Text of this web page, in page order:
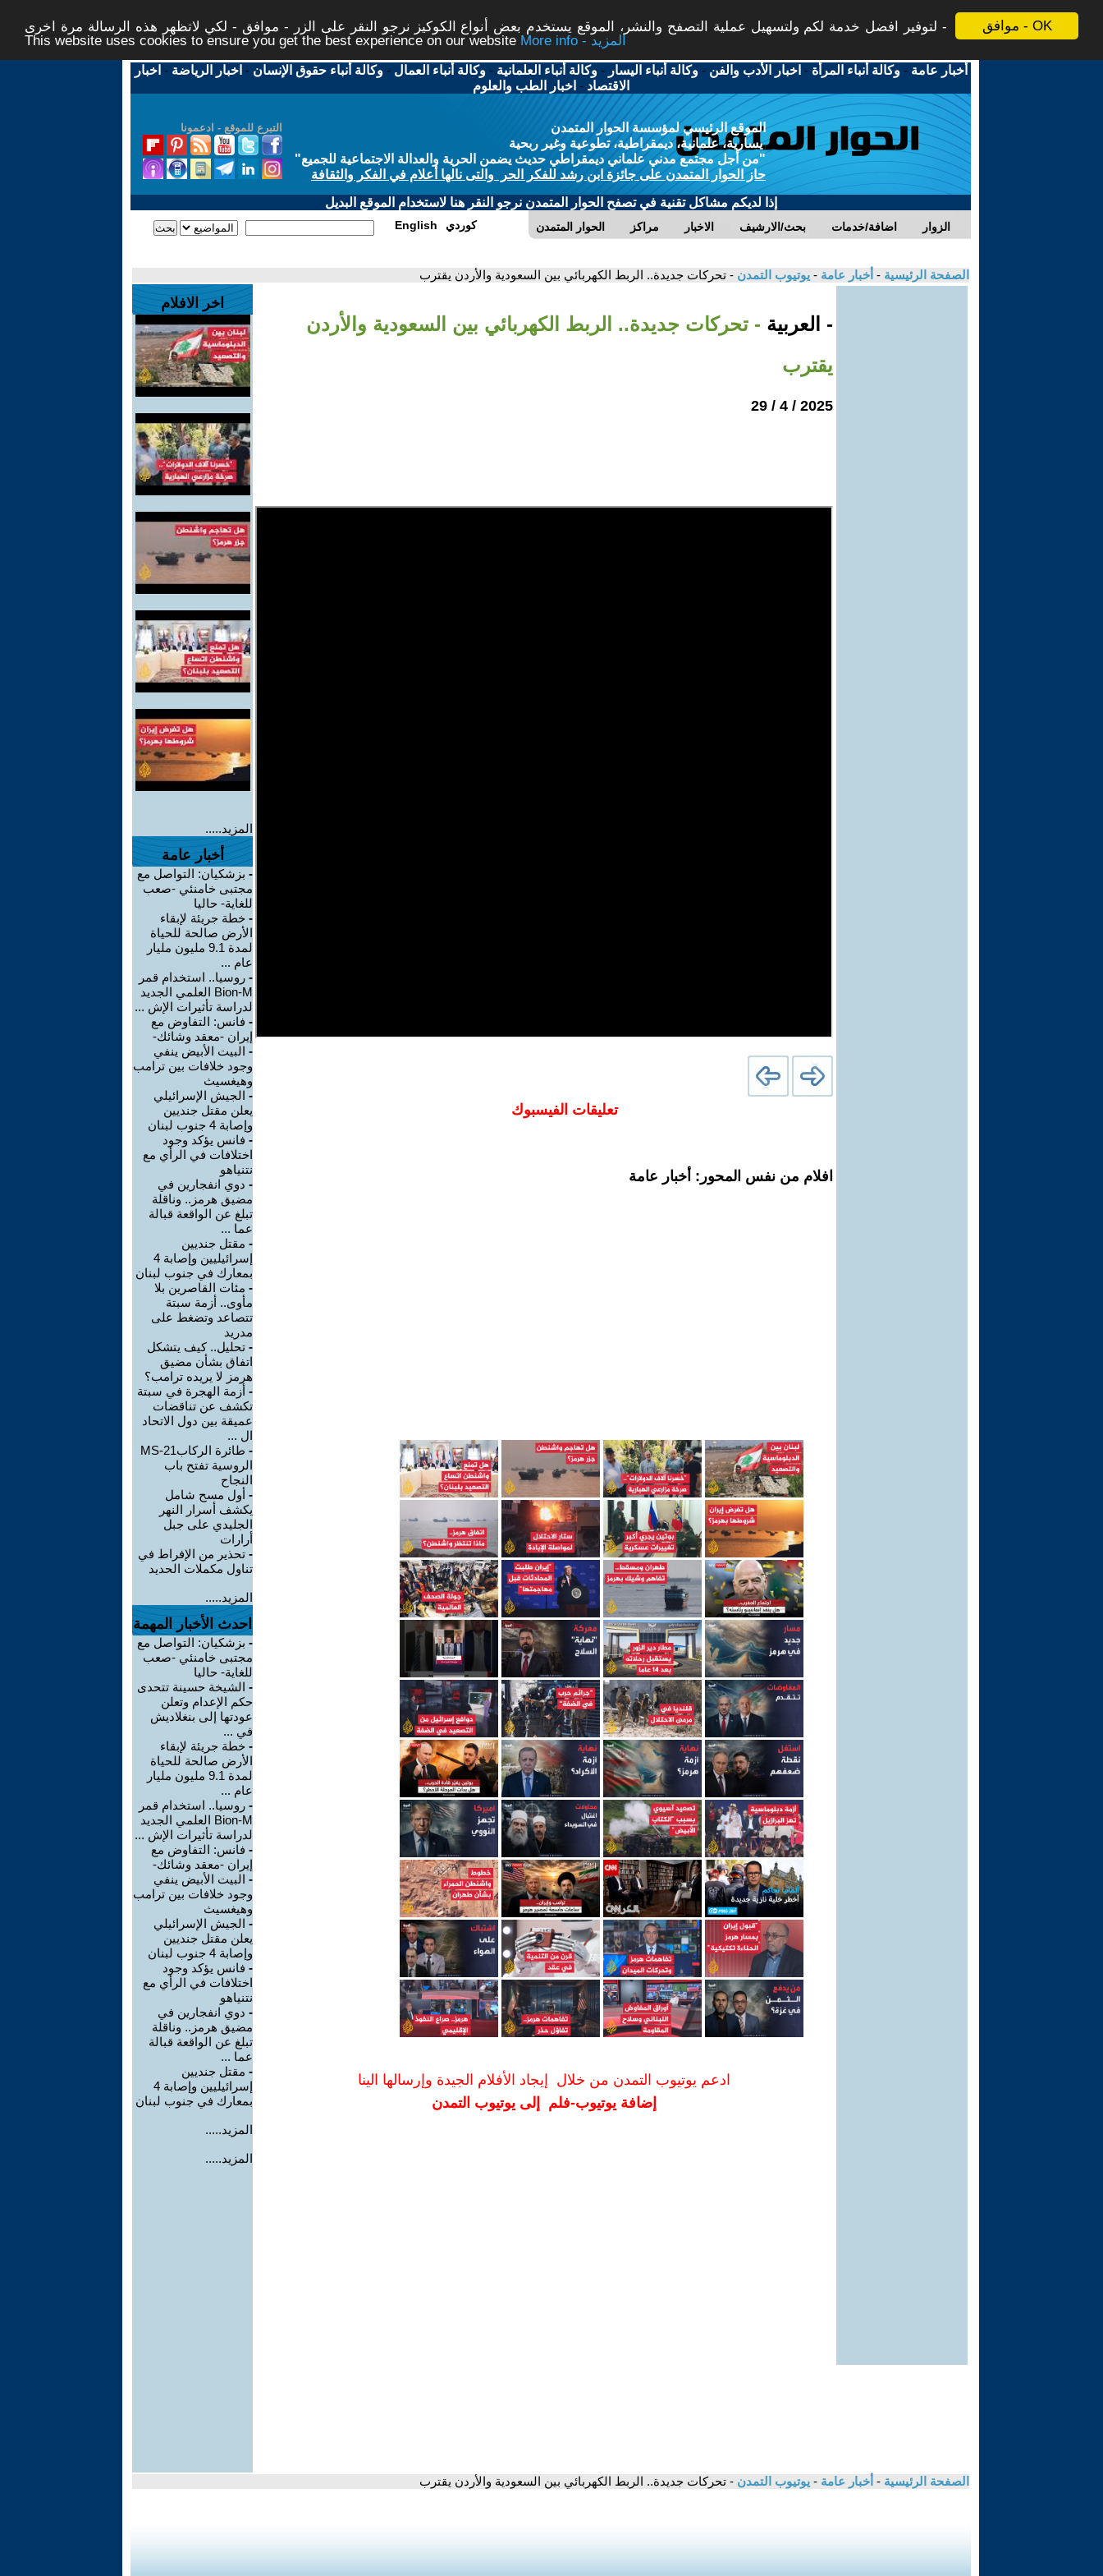
موافق - OK
لتوفير افضل خدمة لكم ولتسهيل عملية التصفح والنشر، الموقع يستخدم بعض أنواع الكوكيز نرجو النقر على الزر - موافق - لكي لاتظهر هذه الرسالة مرة اخرى -
This website uses cookies to ensure you get the best experience on our website
More info - المزيد
أخبار عامة -وكالة أنباء المرأة - اخبار الأدب والفن -وكالة أنباء اليسار -وكالة أنباء العلمانية -وكالة أنباء العمال -وكالة أنباء حقوق الإنسان - اخبار الرياضة - اخبار
الاقتصاد - اخبار الطب والعلوم
التبرع للموقع - ادعمونا
الموقع الرئيسي لمؤسسة الحوار المتمدن
يسارية، علمانية، ديمقراطية، تطوعية وغير ربحية
"من أجل مجتمع مدني علماني ديمقراطي حديث يضمن الحرية والعدالة الاجتماعية للجميع"
حاز الحوار المتمدن على جائزة ابن رشد للفكر الحر والتى نالها أعلام في الفكر والثقافة
إذا لديكم مشاكل تقنية في تصفح الحوار المتمدن نرجو النقر هنا لاستخدام الموقع البديل
الحوار المتمدن مراكز الاخبار بحث/الارشيف اضافة/خدمات الزوار English كوردي
الصفحة الرئيسية - أخبار عامة - يوتيوب التمدن - تحركات جديدة.. الربط الكهربائي بين السعودية والأردن يقترب
- العربية - تحركات جديدة.. الربط الكهربائي بين السعودية والأردن
يقترب
2025 / 4 / 29
تعليقات الفيسبوك
افلام من نفس المحور: أخبار عامة
ادعم يوتيوب التمدن من خلال إيجاد الأفلام الجيدة وإرسالها الينا
إضافة يوتيوب-فلم إلى يوتيوب التمدن
اخر الافلام
المزيد.....
أخبار عامة
- بزشكيان: التواصل مع
مجتبى خامنئي -صعب
للغاية- حاليا
- خطة جريئة لإبقاء
الأرض صالحة للحياة
لمدة 9.1 مليون مليار
عام ...
- روسيا.. استخدام قمر
Bion-M العلمي الجديد
لدراسة تأثيرات الإش ...
- فانس: التفاوض مع
إيران -معقد وشائك-
- البيت الأبيض ينفي
وجود خلافات بين ترامب
وهيغسيث
- الجيش الإسرائيلي
يعلن مقتل جنديين
وإصابة 4 جنوب لبنان
- فانس يؤكد وجود
اختلافات في الرأي مع
نتنياهو
- دوي انفجارين في
مضيق هرمز.. وناقلة
تبلغ عن الواقعة قبالة
عما ...
- مقتل جنديين
إسرائيليين وإصابة 4
بمعارك في جنوب لبنان
- مئات القاصرين بلا
مأوى.. أزمة سبتة
تتصاعد وتضغط على
مدريد
- تحليل.. كيف يتشكل
اتفاق بشأن مضيق
هرمز لا يريده ترامب؟
- أزمة الهجرة في سبتة
تكشف عن تناقضات
عميقة بين دول الاتحاد
ال ...
-
طائرة الركابMS-21
الروسية تفتح باب
النجاح
- أول مسح شامل
يكشف أسرار النهر
الجليدي على جبل
أرارات
- تحذير من الإفراط في
تناول مكملات الحديد
المزيد.....
احدث الأخبار المهمة
- بزشكيان: التواصل مع
مجتبى خامنئي -صعب
للغاية- حاليا
- الشيخة حسينة تتحدى
حكم الإعدام وتعلن
عودتها إلى بنغلاديش
في ...
- خطة جريئة لإبقاء
الأرض صالحة للحياة
لمدة 9.1 مليون مليار
عام ...
- روسيا.. استخدام قمر
Bion-M العلمي الجديد
لدراسة تأثيرات الإش ...
- فانس: التفاوض مع
إيران -معقد وشائك-
- البيت الأبيض ينفي
وجود خلافات بين ترامب
وهيغسيث
- الجيش الإسرائيلي
يعلن مقتل جنديين
وإصابة 4 جنوب لبنان
- فانس يؤكد وجود
اختلافات في الرأي مع
نتنياهو
- دوي انفجارين في
مضيق هرمز.. وناقلة
تبلغ عن الواقعة قبالة
عما ...
- مقتل جنديين
إسرائيليين وإصابة 4
بمعارك في جنوب لبنان
المزيد.....
المزيد.....
الصفحة الرئيسية - أخبار عامة - يوتيوب التمدن - تحركات جديدة.. الربط الكهربائي بين السعودية والأردن يقترب